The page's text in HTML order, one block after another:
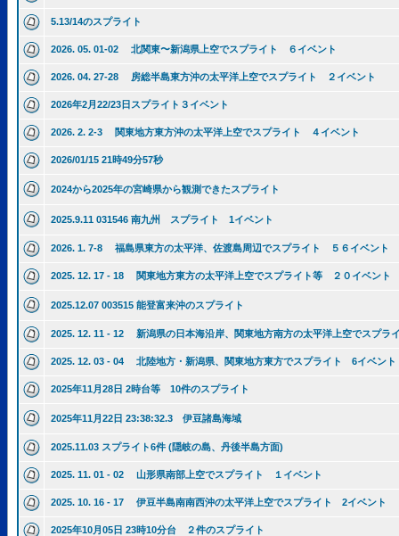
5.13/14のスプライト
2026. 05. 01-02 北関東〜新潟県上空でスプライト ６イベント
2026. 04. 27-28 房総半島東方沖の太平洋上空でスプライト ２イベント
2026年2月22/23日スプライト３イベント
2026. 2. 2-3 関東地方東方沖の太平洋上空でスプライト ４イベント
2026/01/15 21時49分57秒
2024から2025年の宮崎県から観測できたスプライト
2025.9.11 031546 南九州 スプライト 1イベント
2026. 1. 7-8 福島県東方の太平洋、佐渡島周辺でスプライト ５６イベント
2025. 12. 17 - 18 関東地方東方の太平洋上空でスプライト等 ２０イベント
2025.12.07 003515 能登富来沖のスプライト
2025. 12. 11 - 12 新潟県の日本海沿岸、関東地方南方の太平洋上空でスプラ
2025. 12. 03 - 04 北陸地方・新潟県、関東地方東方でスプライト 6イベント
2025年11月28日 2時台等 10件のスプライト
2025年11月22日 23:38:32.3 伊豆諸島海域
2025.11.03 スプライト6件 (隠岐の島、丹後半島方面)
2025. 11. 01 - 02 山形県南部上空でスプライト １イベント
2025. 10. 16 - 17 伊豆半島南南西沖の太平洋上空でスプライト 2イベント
2025年10月05日 23時10分台 ２件のスプライト